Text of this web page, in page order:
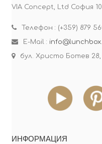
VIA Concept, Ltd София
Телефон : (+359) 879
E-Mail :
бул. Христо Ботев
ИНФОРМАЦИЯ